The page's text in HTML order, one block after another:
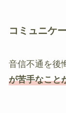
コミュニケ
音信不通を後
が苦手なこと